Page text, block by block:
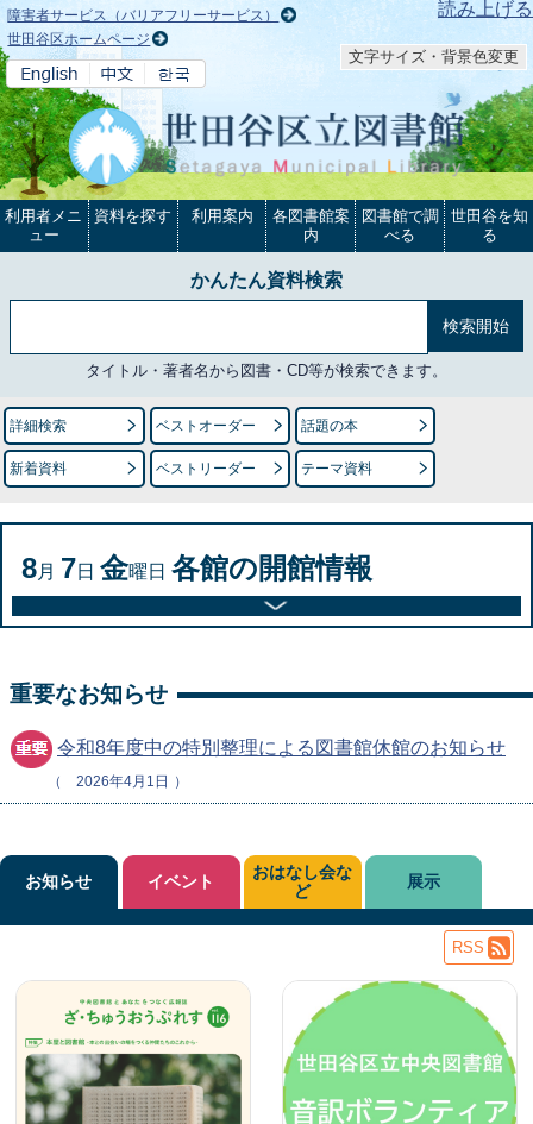
本文へ 読み上げる
障害者サービス（バリアフリーサービス）
世田谷区ホームページ
文字サイズ・背景色変更
利用者メニ
ュー
資料を探す 利用案内
各図書館案
内
図書館で調
べる
世田谷を知
る
かんたん資料検索
タイトル・著者名から図書・CD等が検索できます。
詳細検索 ベストオーダー 話題の本
新着資料 ベストリーダー テーマ資料
8月 7日 金曜日 各館の開館情報
重要なお知らせ
令和8年度中の特別整理による図書館休館のお知らせ
2026年4月1日
お知らせ イベント
おはなし会な
ど
展示
RSS